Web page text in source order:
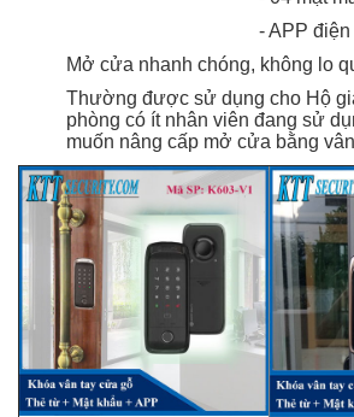
- APP
Mở cửa nhanh chóng, không lo
Thường được sử dụng cho Hộ
phòng có ít nhân viên đang sử
muốn nâng cấp mở cửa bằng